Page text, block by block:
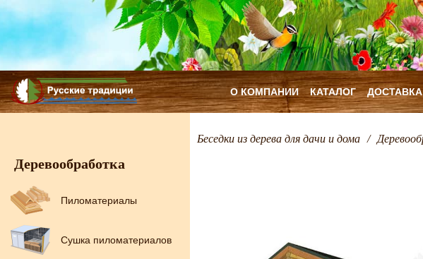
О КОМПАНИИ КАТАЛОГ
Деревообработка
Пиломатериалы
Сушка пиломатериалов
Беседки из дерева для дачи и дома /